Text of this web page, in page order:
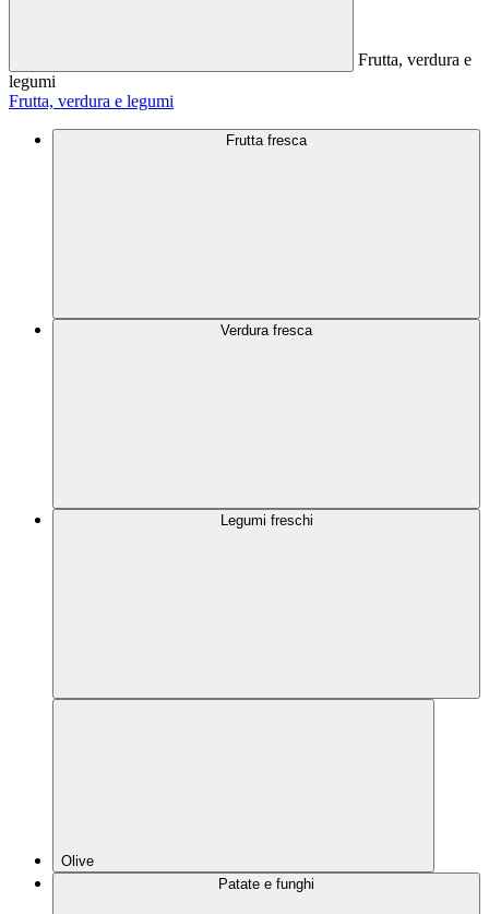
Frutta, verdura e
legumi
Frutta, verdura e legumi
Frutta fresca
Verdura fresca
Legumi freschi
Olive
Patate e funghi